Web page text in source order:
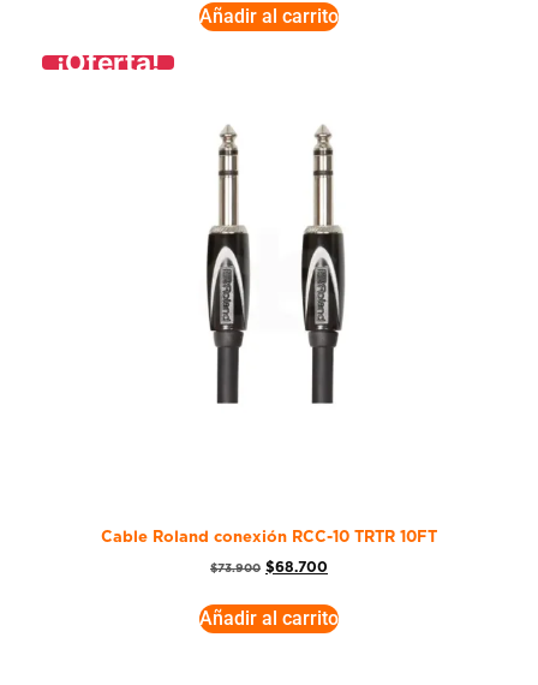
Añadir al carrito
¡Oferta!
Cable Roland conexión RCC-10 TRTR 10FT
$73.900 $68.700
Añadir al carrito